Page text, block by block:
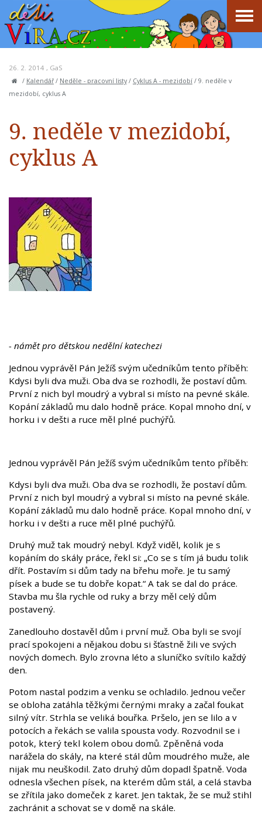
26. 2. 2014 , GaS
/ Kalendář / Neděle - pracovní listy/ Cyklus A - mezidobí / 9. neděle v
mezidobí, cyklus A
9. neděle v mezidobí,
cyklus A
- námět pro dětskou nedělní katechezi
Jednou vyprávěl Pán Ježíš svým učedníkům tento příběh:
Kdysi byli dva muži. Oba dva se rozhodli, že postaví dům.
První z nich byl moudrý a vybral si místo na pevné skále.
Kopání základů mu dalo hodně práce. Kopal mnoho dní, v
horku i v dešti a ruce měl plné puchýřů.
Jednou vyprávěl Pán Ježíš svým učedníkům tento příběh:
Kdysi byli dva muži. Oba dva se rozhodli, že postaví dům.
První z nich byl moudrý a vybral si místo na pevné skále.
Kopání základů mu dalo hodně práce. Kopal mnoho dní, v
horku i v dešti a ruce měl plné puchýřů.
Druhý muž tak moudrý nebyl. Když viděl, kolik je s
kopáním do skály práce, řekl si: „Co se s tím já budu tolik
dřít. Postavím si dům tady na břehu moře. Je tu samý
písek a bude se tu dobře kopat.“ A tak se dal do práce.
Stavba mu šla rychle od ruky a brzy měl celý dům
postavený.
Zanedlouho dostavěl dům i první muž. Oba byli se svojí
prací spokojeni a nějakou dobu si šťastně žili ve svých
nových domech. Bylo zrovna léto a sluníčko svítilo každý
den.
Potom nastal podzim a venku se ochladilo. Jednou večer
se obloha zatáhla těžkými černými mraky a začal foukat
silný vítr. Strhla se veliká bouřka. Pršelo, jen se lilo a v
potocích a řekách se valila spousta vody. Rozvodnil se i
potok, který tekl kolem obou domů. Zpěněná voda
narážela do skály, na které stál dům moudrého muže, ale
nijak mu neuškodil. Zato druhý dům dopadl špatně. Voda
odnesla všechen písek, na kterém dům stál, a celá stavba
se zřítila jako domeček z karet. Jen taktak, že se muž stihl
zachránit a schovat se v domě na skále.